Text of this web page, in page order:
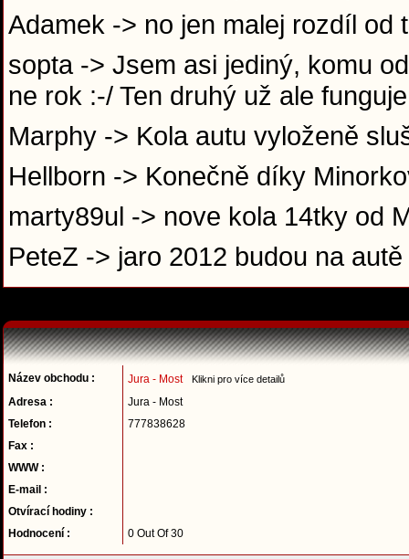
Adamek -> no jen malej rozdíl
sopta -> Jsem asi jediný, komu
ne rok :-/ Ten druhý už ale
Marphy -> Kola autu vyloženě
Hellborn -> Konečně díky
marty89ul -> nove kola 14tky od
PeteZ -> jaro 2012 budou na
Název obchodu : Jura - Most Klikni pro více detailů
Adresa :
Jura - Most
Telefon :
777838628
Fax :
WWW :
E-mail :
Otvírací hodiny :
Hodnocení :
0 Out Of 30